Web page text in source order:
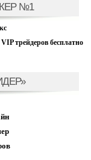
№1
трейдеров бесплатно